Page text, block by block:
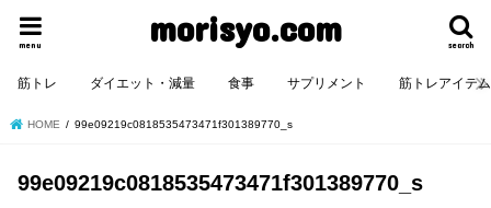
morisyo.com search
menu
筋トレ ダイエット・減量 食事 サプリメント 筋トレアイテム
HOME 99e09219c0818535473471f301389770_s
99e09219c0818535473471f301389770_s